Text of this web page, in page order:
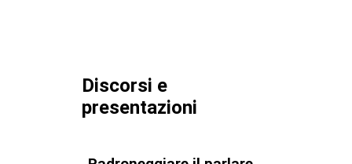
Discorsi e
presentazioni